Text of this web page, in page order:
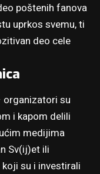
poštenih fanova
uprkos svemu, ti
deo cele
su
i kapom delili
medijima
Sv(ij)et ili
su i investirali